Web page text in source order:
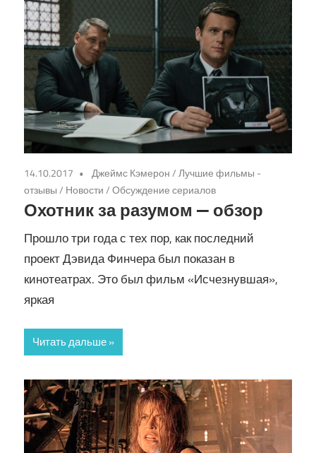
14.10.2017 Джеймс Кэмерон/Лучшие фильмы -
отзывы/ Новости/Обсуждение сериалов
Охотник за разумом — обзор
Прошло три года с тех пор, как последний
проект Дэвида Финчера был показан в
кинотеатрах. Это был фильм «Исчезнувшая»,
яркая
Читать дальше